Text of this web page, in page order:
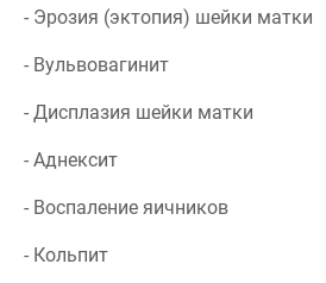
- Эрозия (эктопия) шейки матки
- Вульвовагинит
- Дисплазия шейки матки
- Аднексит
- Воспаление яичников
- Кольпит